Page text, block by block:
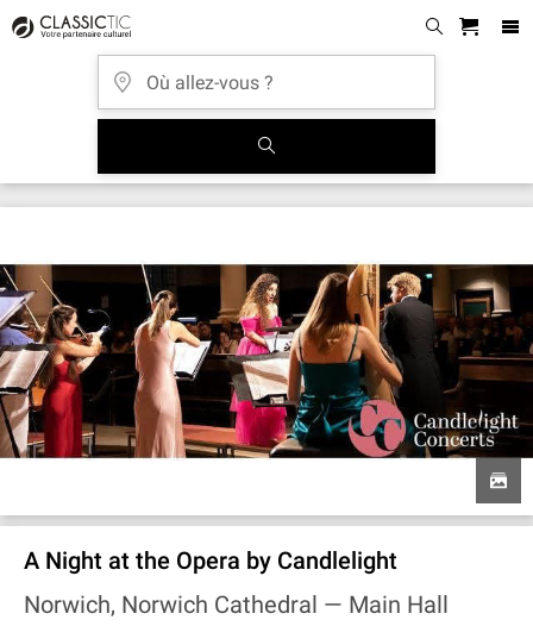
A Night at the Opera by Candlelight
Norwich, Norwich Cathedral — Main Hall